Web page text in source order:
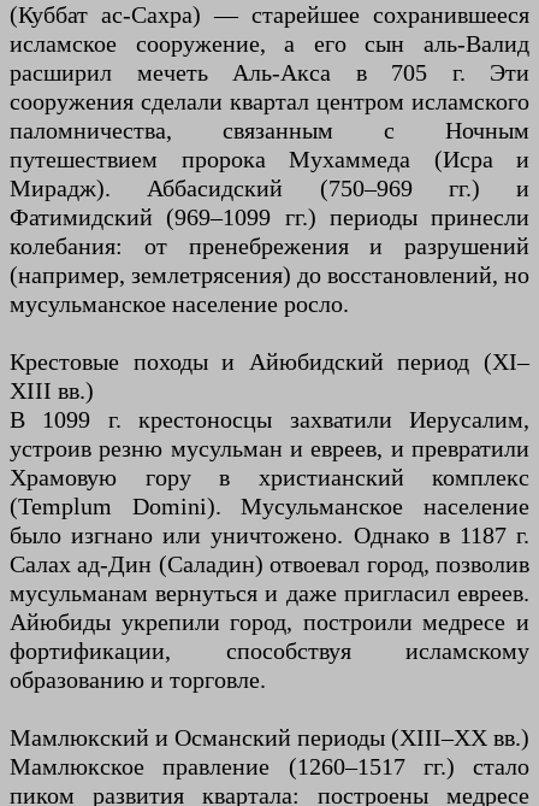
(Куббат ас-Сахра) — старейшее сохранившееся
исламское сооружение, а его сын аль-Валид
расширил мечеть Аль-Акса в 705 г. Эти
сооружения сделали квартал центром исламского
паломничества, связанным с Ночным
путешествием пророка Мухаммеда (Исра и
Мирадж). Аббасидский (750–969 гг.) и
Фатимидский (969–1099 гг.) периоды принесли
колебания: от пренебрежения и разрушений
(например, землетрясения) до восстановлений, но
мусульманское население росло.
Крестовые походы и Айюбидский период (XI–
XIII вв.)
В 1099 г. крестоносцы захватили Иерусалим,
устроив резню мусульман и евреев, и превратили
Храмовую гору в христианский комплекс
(Templum Domini). Мусульманское население
было изгнано или уничтожено. Однако в 1187 г.
Салах ад-Дин (Саладин) отвоевал город, позволив
мусульманам вернуться и даже пригласил евреев.
Айюбиды укрепили город, построили медресе и
фортификации, способствуя исламскому
образованию и торговле.
Мамлюкский и Османский периоды (XIII–XX вв.)
Мамлюкское правление (1260–1517 гг.) стало
пиком развития квартала: построены медресе